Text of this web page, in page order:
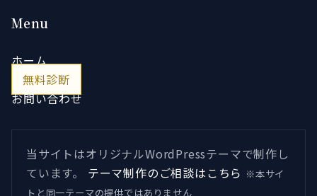
Menu
ホーム
無料診断
お問い合わせ
当サイトはオリジナルWordPressテーマで制作し
ています。
テーマ制作のご相談はこちら ※本サイ
トと同一テーマの提供ではありません